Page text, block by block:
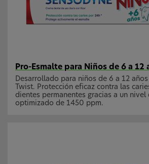
Pro-Esmalte para Niños de 6 a 12
Desarrollado para niños de 6 a 12
Twist. Protección eficaz contra las
dientes permanentes gracias a un
optimizado de 1450 ppm.